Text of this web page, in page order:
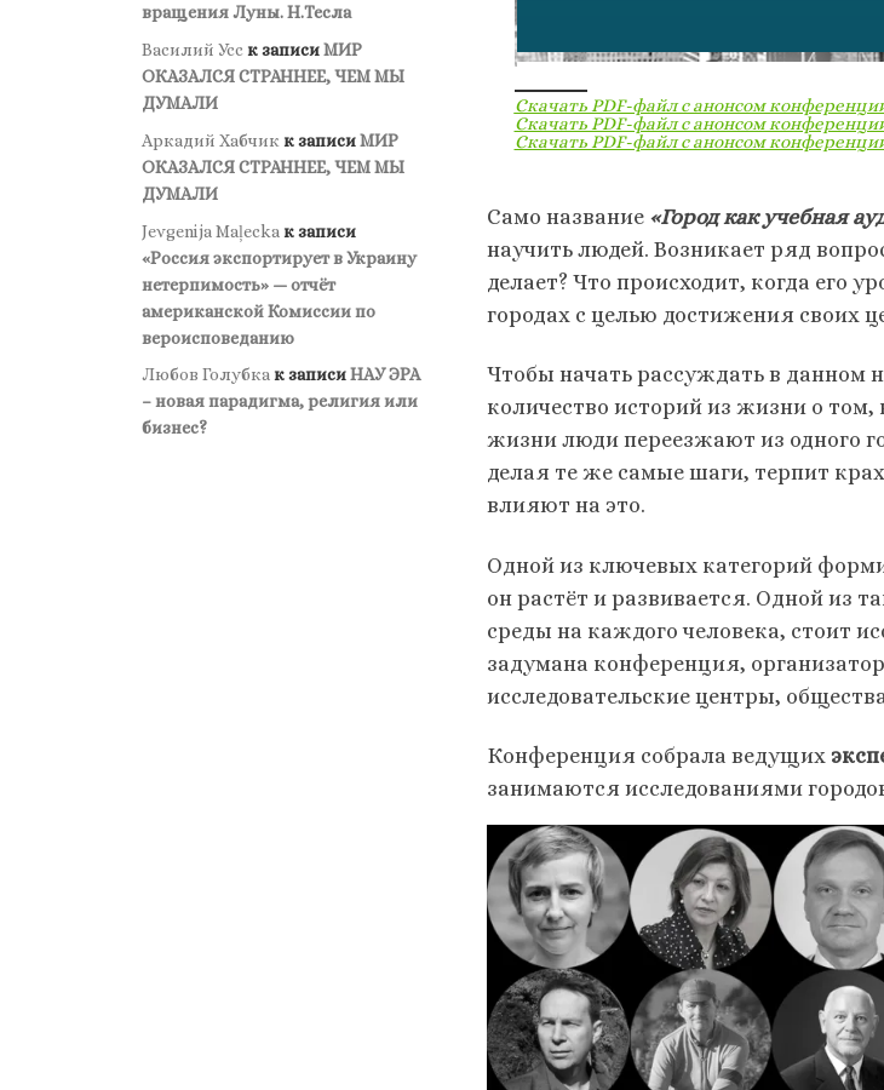
Скачать PDF-файл с анонсом
Скачать PDF-файл с анонсом
Скачать PDF-файл с анонсом
Само название «Город как учебная
научить людей. Возникает ряд
делает? Что происходит, когда его
городах с целью достижения своих
Чтобы начать рассуждать в данном
количество историй из жизни о
жизни люди переезжают из одного
делая те же самые шаги, терпит
влияют на это.
Одной из ключевых категорий
он растёт и развивается. Одной из
среды на каждого человека, стоит
задумана конференция,
исследовательские центры,
Конференция собрала ведущих
занимаются исследованиями
вращения Луны. Н.Тесла
Василий Усс к записиМИР
ОКАЗАЛСЯ СТРАННЕЕ, ЧЕМ МЫ
ДУМАЛИ
Аркадий Хабчик к записиМИР
ОКАЗАЛСЯ СТРАННЕЕ, ЧЕМ МЫ
ДУМАЛИ
Jevgenija Maļecka к записи
«Россия экспортирует в Украину
нетерпимость» — отчёт
американской Комиссии по
вероисповеданию
Любов Голубкак записиНАУ ЭРА
– новая парадигма, религия или
бизнес?